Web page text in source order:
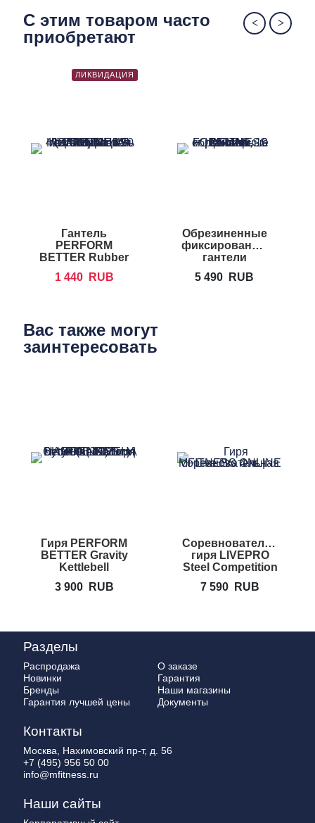
Яркая расцветка придаст энергичности
групповым тренировкам
С этим товаром часто
приобретают
ЛИКВИДАЦИЯ
Гантель
PERFORM
BETTER Rubber
Dumbbells
1 440 RUB
Обрезиненные
фиксированные
гантели
FM/ARD
5 490 RUB
Вас также могут
заинтересовать
Гиря PERFORM
BETTER Gravity
Kettlebell
3 900
RUB
Соревновательная
гиря LIVEPRO
Steel Competition
7 590 RUB
Разделы
Распродажа
Новинки
Бренды
Гарантия лучшей цены
О заказе
Гарантия
Наши магазины
Документы
Контакты
Москва, Нахимовский пр-т, д. 56
+7 (495) 956 50 00
info@mfitness.ru
Наши сайты